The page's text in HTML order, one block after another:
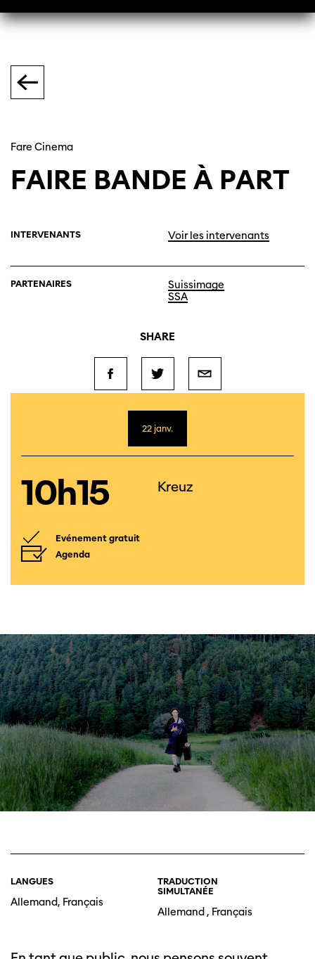
Fare Cinema
FAIRE BANDE À PART
INTERVENANTS Voir les intervenants
PARTENAIRES
Suissimage
SSA
SHARE
22 janv.
10h15 Kreuz
Evénement gratuit
Agenda
LANGUES
Allemand, Français
TRADUCTION
SIMULTANÉE
Allemand , Français